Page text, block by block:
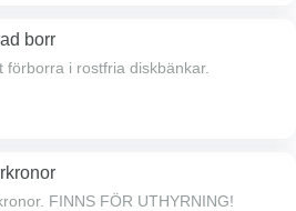
borr
förborra i rostfria diskbänkar.
FINNS FÖR UTHYRNING!